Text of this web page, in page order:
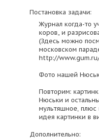
Постановка задачи:
Журнал когда-то
коров„ и
(Здесь можно
московском
http://
Фото нашей
Повторим:
Нюськи и
мультяшное, плюс
идея картинки в
Дополнительно: